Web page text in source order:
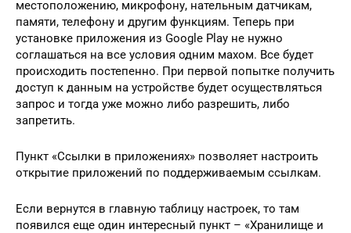
местоположению, микрофону, нательным датчикам,
памяти, телефону и другим функциям. Теперь при
установке приложения из Google Play не нужно
соглашаться на все условия одним махом. Все будет
происходить постепенно. При первой попытке получить
доступ к данным на устройстве будет осуществляться
запрос и тогда уже можно либо разрешить, либо
запретить.
Пункт «Ссылки в приложениях» позволяет настроить
открытие приложений по поддерживаемым ссылкам.
Если вернутся в главную таблицу настроек, то там
появился еще один интересный пункт – «Хранилище и